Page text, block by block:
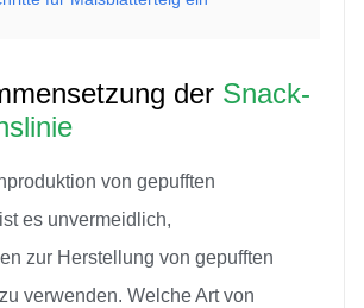
der Snack-
von gepufften
es unvermeidlich,
zur Herstellung von gepufften
verwenden. Welche Art von